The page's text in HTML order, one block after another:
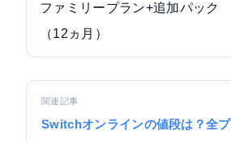
ファミリープラン+追加パック
（12ヵ月）
関連記事
Switchオンラインの値段は？全